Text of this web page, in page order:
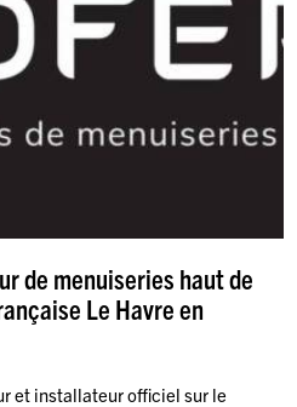
de menuiseries haut de
Le Havre en
et installateur officiel sur le